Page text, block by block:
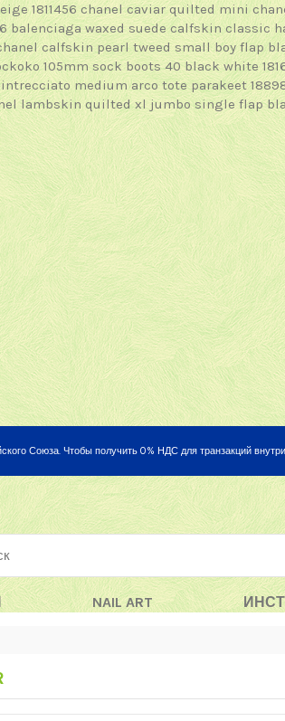
1811456 chanel caviar quilted mini
balenciaga waxed suede calfskin classic
calfskin pearl tweed small boy flap
105mm sock boots 40 black white
medium arco tote parakeet
lambskin quilted xl jumbo single flap
Союза. Чтобы получить 0% НДС для транзакций
NAIL ART